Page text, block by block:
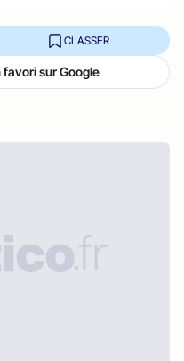
CLASSER
sur Google